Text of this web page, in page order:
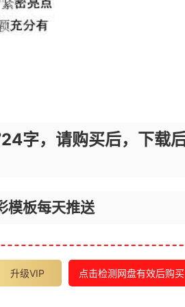
字，请购买后，下载
模板每天推送
升级VIP 点击检测网盘有效后购买